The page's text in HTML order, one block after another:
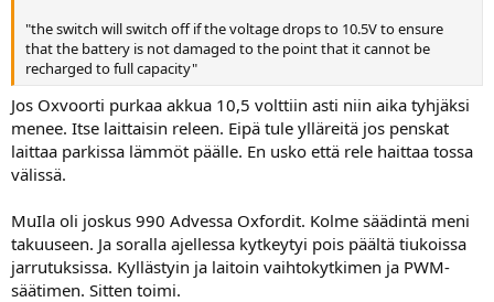
"the switch will switch off if the voltage drops to 10.5V to ensure
that the battery is not damaged to the point that it cannot be
recharged to full capacity"
Jos Oxvoorti purkaa akkua 10,5 volttiin asti niin aika tyhjäksi
menee. Itse laittaisin releen. Eipä tule ylläreitä jos penskat
laittaa parkissa lämmöt päälle. En usko että rele haittaa tossa
välissä.
MuIla oli joskus 990 Advessa Oxfordit. Kolme säädintä meni
takuuseen. Ja soralla ajellessa kytkeytyi pois päältä tiukoissa
jarrutuksissa. Kyllästyin ja laitoin vaihtokytkimen ja PWM-
säätimen. Sitten toimi.